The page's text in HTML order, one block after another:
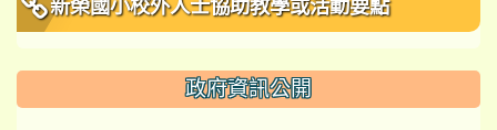
新榮國小校外人士協助教學或活動要點
政府資訊公開